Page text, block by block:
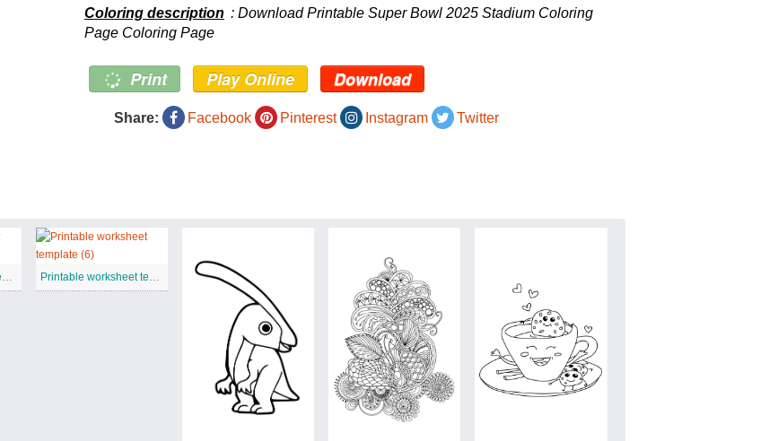
Coloring description : Download Printable Super Bowl 2025 Stadium Coloring
Page Coloring Page
Print Play Online Download
Share: Facebook Pinterest Instagram Twitter
Printable worksheet template Printable worksheet template (6)